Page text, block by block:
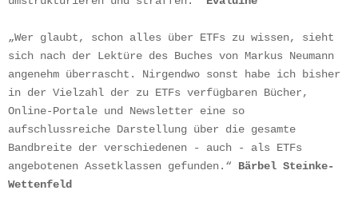
„Wer glaubt, schon alles über ETFs zu wissen, sieht
sich nach der Lektüre des Buches von Markus Neumann
angenehm überrascht. Nirgendwo sonst habe ich bisher
in der Vielzahl der zu ETFs verfügbaren Bücher,
Online-Portale und Newsletter eine so
aufschlussreiche Darstellung über die gesamte
Bandbreite der verschiedenen - auch - als ETFs
angebotenen Assetklassen gefunden.“ Bärbel Steinke-
Wettenfeld